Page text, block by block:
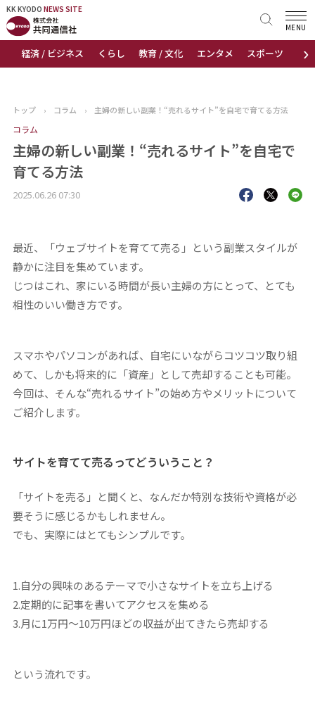
KK KYODO NEWS SITE
›
経済 / ビジネス くらし 教育 / 文化 エンタメ スポーツ 地域
MENU
KK KYODONEWS SITE
トップページ
ニュース
おすすめコンテンツ
出版物
トップ › コラム › 主婦の新しい副業！“売れるサイト”を自宅で育てる方法
コラム
主婦の新しい副業！“売れるサイト”を自宅で
育てる方法
2025.06.26 07:30
最近、「ウェブサイトを育てて売る」という副業スタイルが
静かに注目を集めています。
じつはこれ、家にいる時間が長い主婦の方にとって、とても
相性のいい働き方です。
スマホやパソコンがあれば、自宅にいながらコツコツ取り組
めて、しかも将来的に「資産」として売却することも可能。
今回は、そんな“売れるサイト”の始め方やメリットについて
ご紹介します。
サイトを育てて売るってどういうこと？
「サイトを売る」と聞くと、なんだか特別な技術や資格が必
要そうに感じるかもしれません。
でも、実際にはとてもシンプルです。
1.自分の興味のあるテーマで小さなサイトを立ち上げる
2.定期的に記事を書いてアクセスを集める
3.月に1万円〜10万円ほどの収益が出てきたら売却する
という流れです。